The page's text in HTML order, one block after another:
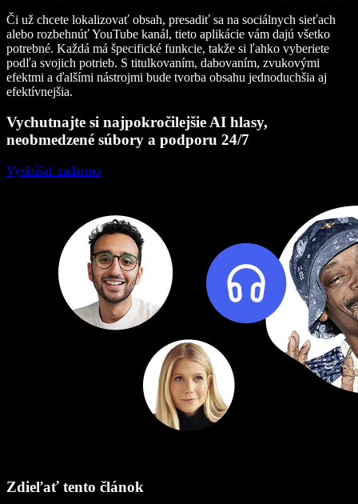
Či už chcete lokalizovať obsah, presadiť sa na sociálnych sieťach
alebo rozbehnúť YouTube kanál, tieto aplikácie vám dajú všetko
potrebné. Každá má špecifické funkcie, takže si ľahko vyberiete
podľa svojich potrieb. S titulkovaním, dabovaním, zvukovými
efektmi a ďalšími nástrojmi bude tvorba obsahu jednoduchšia aj
efektívnejšia.
Vychutnajte si najpokročilejšie AI hlasy,
neobmedzené súbory a podporu 24/7
Vyskúšať zadarmo
Zdieľať tento článok